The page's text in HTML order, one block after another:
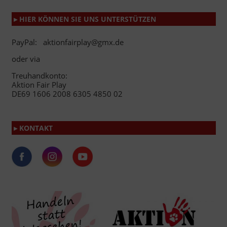
▸ HIER KÖNNEN SIE UNS UNTERSTÜTZEN
PayPal: aktionfairplay@gmx.de
oder via
Treuhandkonto:
Aktion Fair Play
DE69 1606 2008 6305 4850 02
▸ KONTAKT